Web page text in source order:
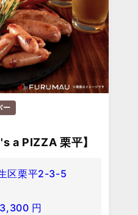
ー
a PIZZA 栗平】
区栗平2-3-5
円